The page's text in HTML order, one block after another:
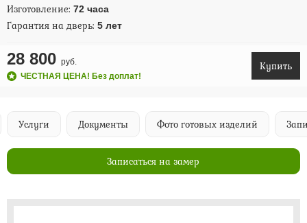
Изготовление: 72 часа
Гарантия на дверь: 5 лет
28 800 руб.
ЧЕСТНАЯ ЦЕНА! Без доплат!
Купить
Услуги Документы Фото готовых изделий
Записаться на замер